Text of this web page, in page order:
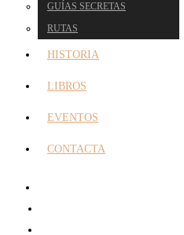
GUÍAS SECRETAS
RUTAS
HISTORIA
LIBROS
EVENTOS
CONTACTA